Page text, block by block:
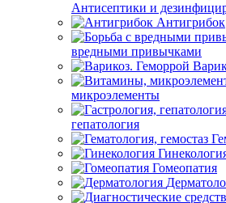
Антисептики и
Антигрибок
вредными привычками
микроэлементы
гепатология
Гомеопатия